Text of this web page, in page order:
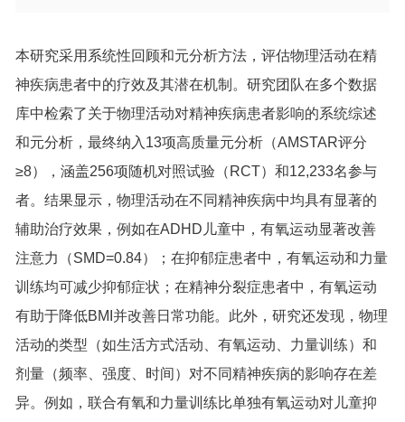
本研究采用系统性回顾和元分析方法，评估物理活动在精
神疾病患者中的疗效及其潜在机制。研究团队在多个数据
库中检索了关于物理活动对精神疾病患者影响的系统综述
和元分析，最终纳入13项高质量元分析（AMSTAR评分
≥8），涵盖256项随机对照试验（RCT）和12,233名参与
者。结果显示，物理活动在不同精神疾病中均具有显著的
辅助治疗效果，例如在ADHD儿童中，有氧运动显著改善
注意力（SMD=0.84）；在抑郁症患者中，有氧运动和力量
训练均可减少抑郁症状；在精神分裂症患者中，有氧运动
有助于降低BMI并改善日常功能。此外，研究还发现，物理
活动的类型（如生活方式活动、有氧运动、力量训练）和
剂量（频率、强度、时间）对不同精神疾病的影响存在差
异。例如，联合有氧和力量训练比单独有氧运动对儿童抑